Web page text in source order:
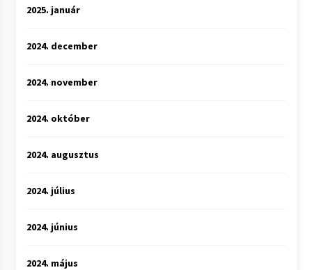
2025. január
2024. december
2024. november
2024. október
2024. augusztus
2024. július
2024. június
2024. május